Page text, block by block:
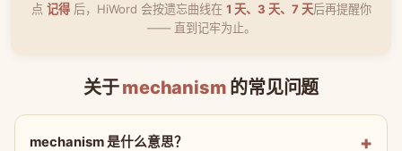
点 记得后，HiWord 会按遗忘曲线在 1 天、3 天、7 天后再提醒你
—— 直到记牢为止。
关于mechanism 的常见问题
mechanism 是什么意思？